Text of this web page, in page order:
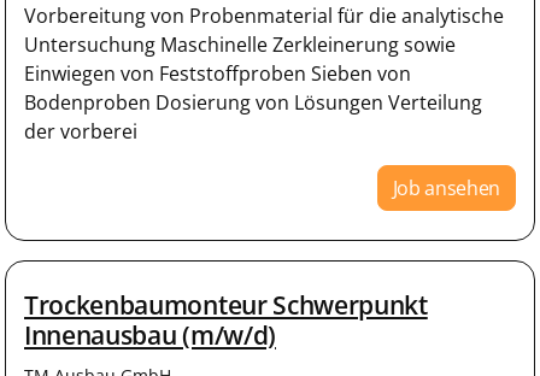
Vorbereitung von Probenmaterial für die analytische
Untersuchung Maschinelle Zerkleinerung sowie
Einwiegen von Feststoffproben Sieben von
Bodenproben Dosierung von Lösungen Verteilung
der vorberei
Job ansehen
Trockenbaumonteur Schwerpunkt
Innenausbau (m/w/d)